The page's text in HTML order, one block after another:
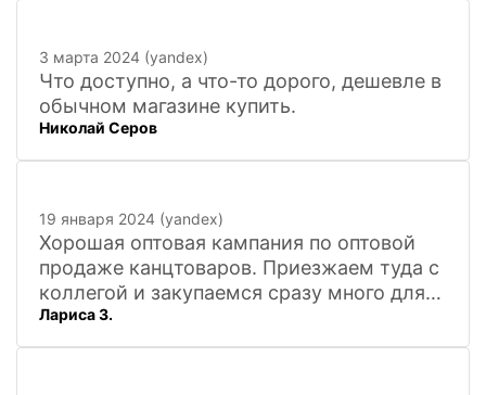
3 марта 2024 (yandex)
Что доступно, а что-то дорого, дешевле в
обычном магазине купить.
Николай Серов
19 января 2024 (yandex)
Хорошая оптовая кампания по оптовой
продаже канцтоваров. Приезжаем туда с
коллегой и закупаемся сразу много для
офиса. Удобно. Есть практически всё, что
нужно, и по хорошим ценам. Вежливый
Лариса З.